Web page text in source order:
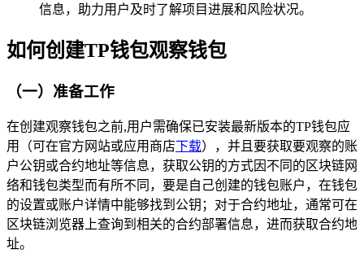
信息，助力用户及时了解项目进展和风险状况。
如何创建TP钱包观察钱包
（一）准备工作
在创建观察钱包之前,用户需确保已安装最新版本的TP钱包应
用（可在官方网站或应用商店下载），并且要获取要观察的账
户公钥或合约地址等信息，获取公钥的方式因不同的区块链网
络和钱包类型而有所不同，要是自己创建的钱包账户，在钱包
的设置或账户详情中能够找到公钥；对于合约地址，通常可在
区块链浏览器上查询到相关的合约部署信息，进而获取合约地
址。